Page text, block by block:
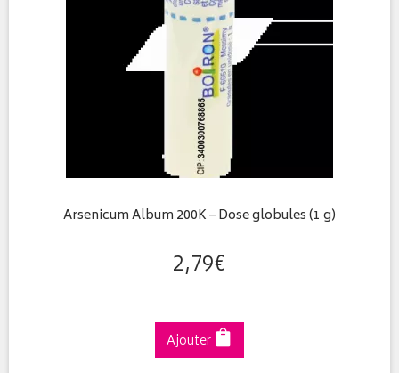
Arsenicum Album 200K – Dose globules (1 g)
2,79€
Ajouter